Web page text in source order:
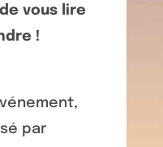
vous lire
!
par